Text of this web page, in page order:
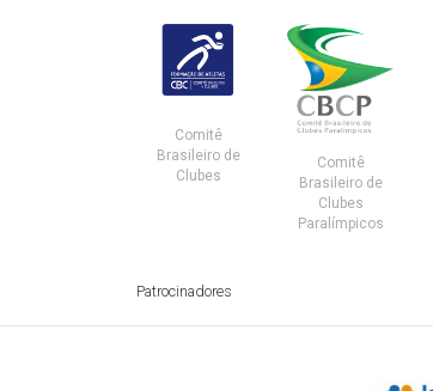
Comitê
Brasileiro de
Clubes
Comitê
Brasileiro de
Clubes
Paralímpicos
Patrocinadores